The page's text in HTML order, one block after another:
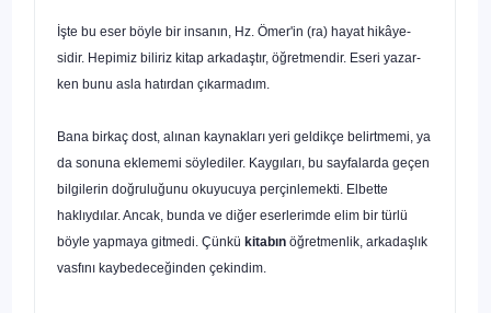
İşte bu eser böyle bir insanın, Hz. Ömer'in (ra) hayat hikâye­
sidir. Hepimiz biliriz kitap arkadaştır, öğretmendir. Eseri yazar­
ken bunu asla hatırdan çıkarmadım.
Bana birkaç dost, alınan kaynakları yeri geldikçe belirtme­mi, ya
da sonuna eklememi söylediler. Kaygıları, bu sayfalarda geçen
bilgilerin doğruluğunu okuyucuya perçinlemekti. Elbette
haklıydılar. Ancak, bunda ve diğer eserlerimde elim bir türlü
böyle yapmaya gitmedi. Çünkü kitabın öğretmenlik, arkadaşlık
vasfını kaybedeceğinden çekindim.